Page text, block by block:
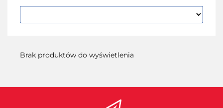
Brak produktów do wyświetlenia